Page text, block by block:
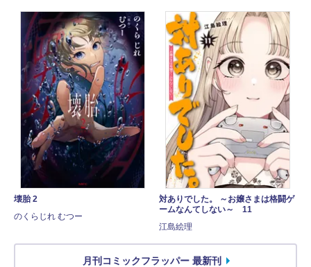
壊胎 2
のくらじれ むつー
対ありでした。 ～お嬢さまは格闘ゲ
ームなんてしない～ 11
江島絵理
月刊コミックフラッパー 最新刊